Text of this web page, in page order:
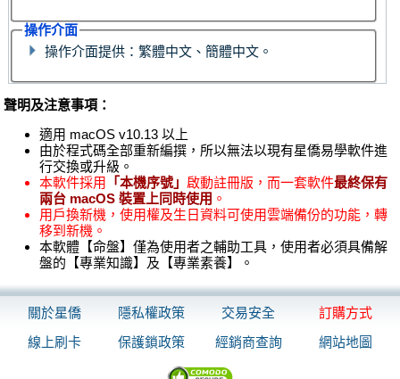
操作介面
操作介面提供：繁體中文、簡體中文。
聲明及注意事項：
適用 macOS v10.13 以上
由於程式碼全部重新編撰，所以無法以現有星僑易學軟件進
行交換或升級。
本軟件採用
「本機序號」 啟動註冊版，而一套軟件最終保有
兩台 macOS 裝置上同時使用 。
用戶換新機，使用權及生日資料可使用雲端備份的功能，轉
移到新機。
本軟體【命盤】僅為使用者之輔助工具，使用者必須具備解
盤的【專業知識】及【專業素養】。
關於星僑 隱私權政策 交易安全
訂購方式
線上刷卡
保護鎖政策 經銷商查詢 網站地圖